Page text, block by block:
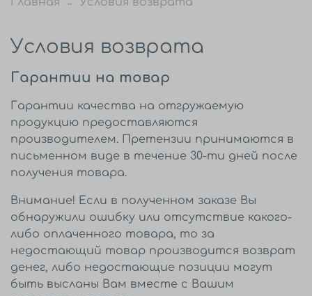
Условия возврата
Гарантии на товар
Гарантии качества на отгружаемую
продукцию предоставляются
производителем. Претензии принимаются в
письменном виде в течение 30-ти дней после
получения товара.
Внимание! Если в полученном заказе Вы
обнаружили ошибку или отсутствие какого-
либо оплаченного товара, то за
недостающий товар производится возврат
денег, либо недостающие позиции могут
быть высланы Вам вместе с Вашим